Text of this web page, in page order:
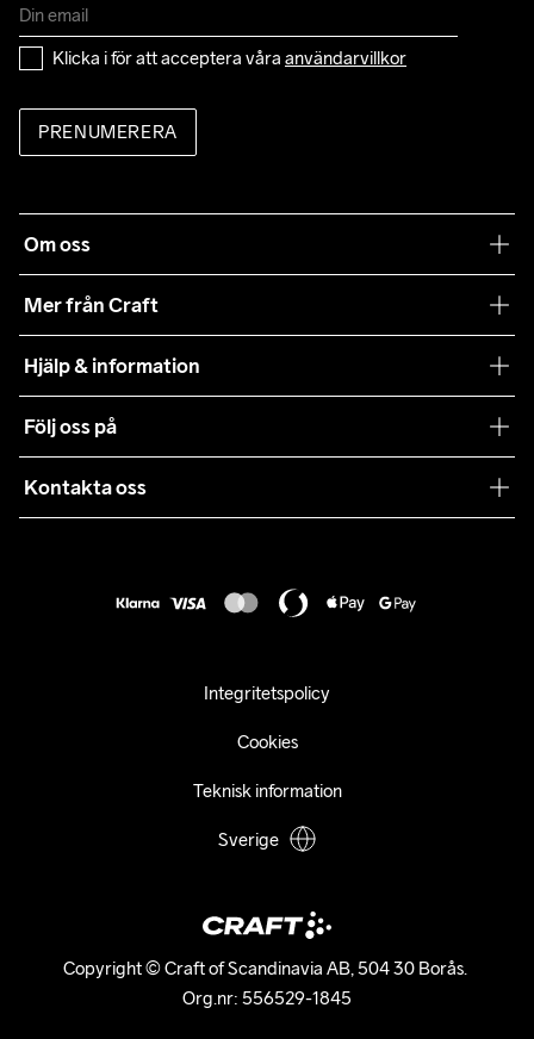
Klicka i för att acceptera våra användarvillkor
PRENUMERERA
Om oss
Mer från Craft
Teamwear
Hållbarhet
Samarbeten
Hjälp & information
Våra köpvillkor
Retur
Följ oss på
Kontakta oss
Copyright © Craft of Scandinavia AB, 504 30 Borås.
Org.nr: 556529-1845
Integritetspolicy
Cookies
Teknisk information
Sverige